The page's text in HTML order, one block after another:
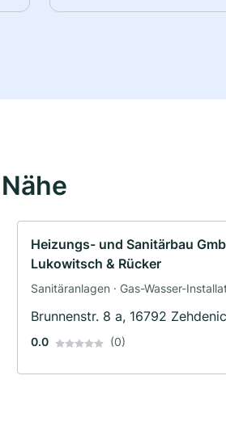
Heizungs- und Sanitärbau
Lukowitsch & Rücker
Sanitäranlagen · Gas-Wasser-
Brunnenstr. 8 a, 16792
0.0 (0)